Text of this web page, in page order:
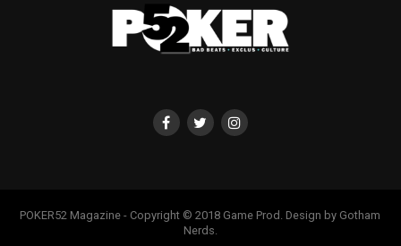
POKER52 Magazine - Copyright © 2018 Game Prod. Design by Gotham
Nerds.